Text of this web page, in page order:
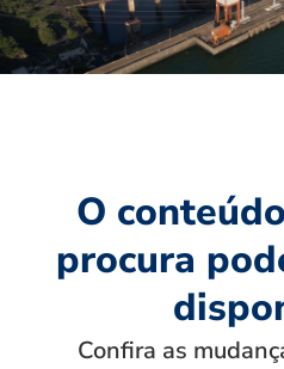
O
procura
Confira as